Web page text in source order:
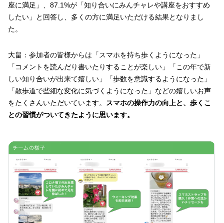
座に満足」、87.1%が「知り合いにみんチャレや講座をおすすめ
したい」と回答し、多くの方に満足いただける結果となりまし
た。
大畠：参加者の皆様からは「スマホを持ち歩くようになった」
「コメントを読んだり書いたりすることが楽しい」「この年で新
しい知り合いが出来て嬉しい」「歩数を意識するようになった」
「散歩道で些細な変化に気づくようになった」などの嬉しいお声
をたくさんいただいています。
スマホの操作力の向上と、歩くこ
との習慣がついてきたように思います。